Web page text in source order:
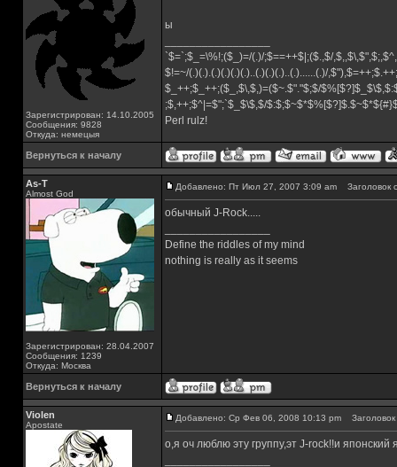
Зарегистрирован: 14.10.2005
Сообщения: 9828
Откуда: немецыя
ы
`$=`;$_=\%!;($_)=/(.)/;$==++$|;($.,$/
$!=~/(.)(.).(.)(.)(.)(.)..(.)(.)(.)..(.)......(.)/
$_++;$_++;($_,$\,$,)=($~.$"."$;$/
;$,++;$^|=$";`$_$\$,$/
Perl rulz!
Вернуться к началу
As-T
Almost God
Зарегистрирован: 28.04.2007
Сообщения: 1239
Откуда: Москва
Добавлено: Пт Июл 27, 2007 3:09 am Заголовок
обычный J-Rock.....
Define the riddles of my mind
nothing is really as it seems
Вернуться к началу
Violen
Apostate
Добавлено: Ср Фев 06, 2008 10:13 pm
о,я оч люблю эту группу,эт J-rock!!и японский